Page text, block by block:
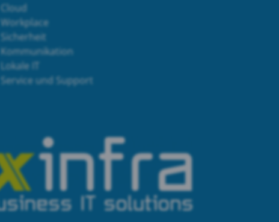
Cloud
Workplace
Sicherheit
Kommunikation
Lokale IT
Service und Support